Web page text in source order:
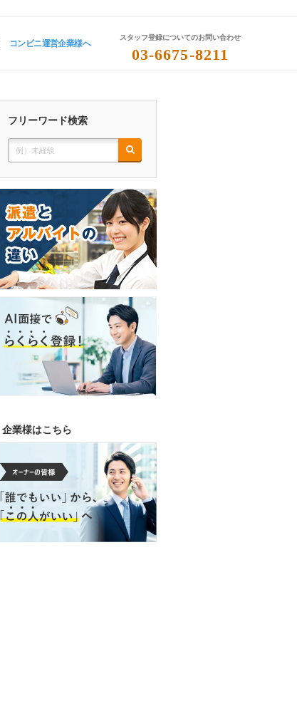
コンビニ運営企業様へ
スタッフ登録についてのお問い合わせ
03-6675-8211
フリーワード検索
企業様はこちら